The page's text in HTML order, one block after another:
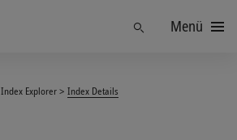
FindenMenü
Index Explorer Index Details